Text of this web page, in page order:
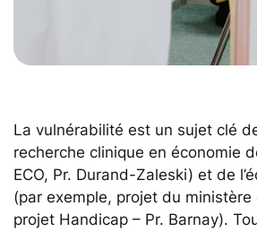
La vulnérabilité est un sujet clé
recherche clinique en économie
ECO, Pr. Durand-Zaleski) et de
(par exemple, projet du ministère
projet Handicap – Pr. Barnay).